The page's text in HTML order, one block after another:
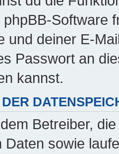
Software
und deiner E-
Passwort an
kannst.
Betreiber,
Daten sowie